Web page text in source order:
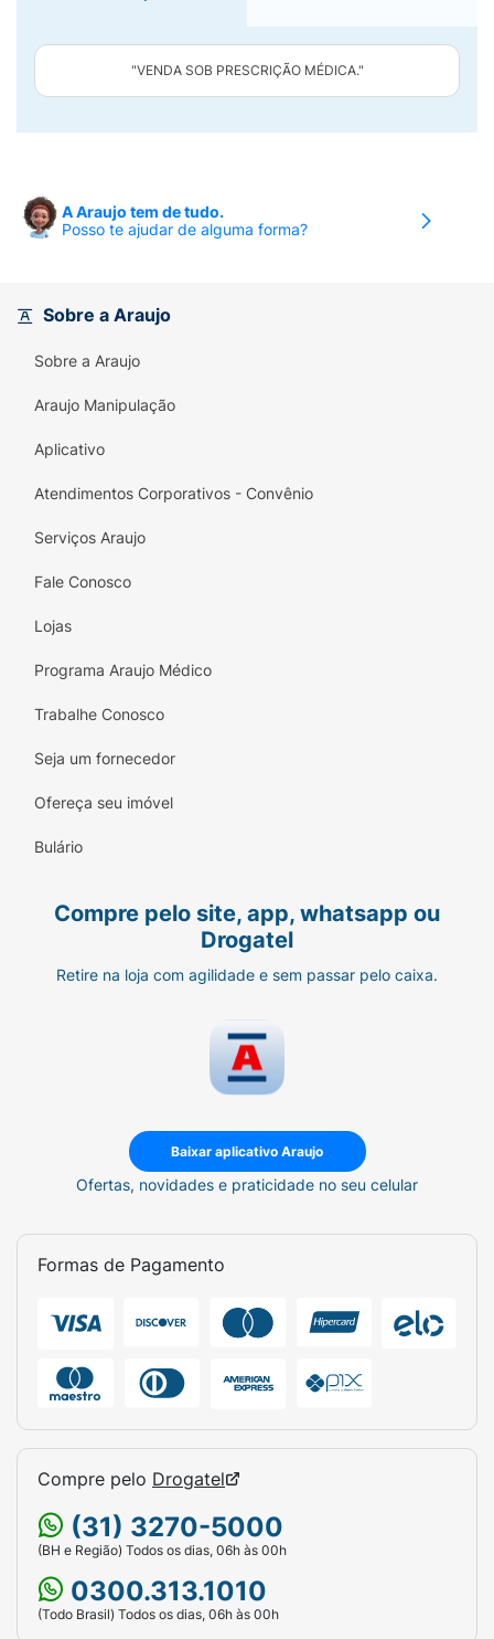
"VENDA SOB PRESCRIÇÃO MÉDICA."
A Araujo tem de tudo.
Posso te ajudar de alguma forma?
Sobre a Araujo
Sobre a Araujo
Araujo Manipulação
Aplicativo
Atendimentos Corporativos - Convênio
Serviços Araujo
Fale Conosco
Lojas
Programa Araujo Médico
Trabalhe Conosco
Seja um fornecedor
Ofereça seu imóvel
Bulário
Compre pelo site, app, whatsapp ou
Drogatel
Retire na loja com agilidade e sem passar pelo caixa.
Baixar aplicativo Araujo
Ofertas, novidades e praticidade no seu celular
Formas de Pagamento
Compre pelo Drogatel
(31) 3270-5000
(BH e Região) Todos os dias, 06h às 00h
0300.313.1010
(Todo Brasil) Todos os dias, 06h às 00h